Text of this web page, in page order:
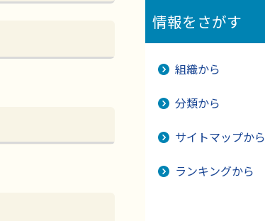
情報をさがす
組織から
分類から
サイトマップから
ランキングから